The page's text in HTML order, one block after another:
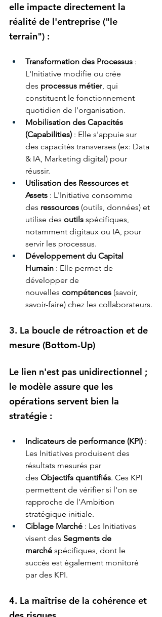
elle impacte directement la
réalité de l'entreprise ("le
terrain") :
Transformation des Processus :
L'Initiative modifie ou crée
des processus métier, qui
constituent le fonctionnement
quotidien de l'organisation.
Mobilisation des Capacités
(Capabilities) : Elle s'appuie sur
des capacités transverses (ex: Data
& IA, Marketing digital) pour
réussir.
Utilisation des Ressources et
Assets : L'Initiative consomme
des ressources (outils, données) et
utilise des outils spécifiques,
notamment digitaux ou IA, pour
servir les processus.
Développement du Capital
Humain : Elle permet de
développer de
nouvelles compétences (savoir,
savoir-faire) chez les collaborateurs.
3. La boucle de rétroaction et de
mesure (Bottom-Up)
Le lien n'est pas unidirectionnel ;
le modèle assure que les
opérations servent bien la
stratégie :
Indicateurs de performance (KPI) :
Les Initiatives produisent des
résultats mesurés par
des Objectifs quantifiés. Ces KPI
permettent de vérifier si l'on se
rapproche de l'Ambition
stratégique initiale.
Ciblage Marché : Les Initiatives
visent des Segments de
marché spécifiques, dont le
succès est également monitoré
par des KPI.
4. La maîtrise de la cohérence et